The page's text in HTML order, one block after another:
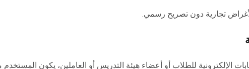
لأغراض تجارية دون تصريح رسمي.
الإلكترونية للطلاب أو أعضاء هيئة التدريس أو العاملين، يكون